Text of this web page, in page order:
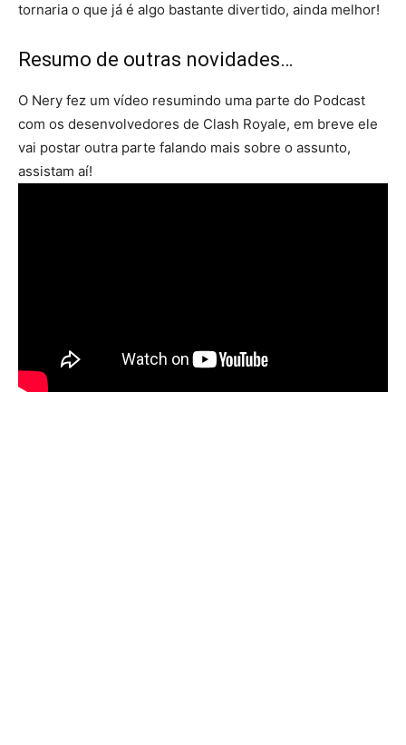
tornaria o que já é algo bastante divertido, ainda melhor!
Resumo de outras novidades…
O Nery fez um vídeo resumindo uma parte do Podcast
com os desenvolvedores de Clash Royale, em breve ele
vai postar outra parte falando mais sobre o assunto,
assistam aí!